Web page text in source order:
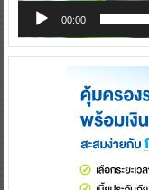
00:00